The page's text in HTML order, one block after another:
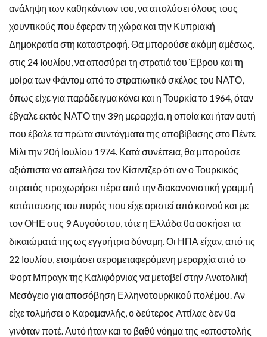
ανάληψη των καθηκόντων του, να απολύσει όλους τους
χουντικούς που έφεραν τη χώρα και την Κυπριακή
Δημοκρατία στη καταστροφή. Θα μπορούσε ακόμη αμέσως,
στις 24 Ιουλίου, να αποσύρει τη στρατιά του Έβρου και τη
μοίρα των Φάντομ από το στρατιωτικό σκέλος του ΝΑΤΟ,
όπως είχε για παράδειγμα κάνει και η Τουρκία το 1964, όταν
έβγαλε εκτός ΝΑΤΟ την 39η μεραρχία, η οποία και ήταν αυτή
που έβαλε τα πρώτα συντάγματα της αποβίβασης στο Πέντε
Μίλι την 20ή Ιουλίου 1974. Κατά συνέπεια, θα μπορούσε
αξιόπιστα να απειλήσει τον Κίσιντζερ ότι αν ο Τουρκικός
στρατός προχωρήσει πέρα από την διακανονιστική γραμμή
κατάπαυσης του πυρός που είχε οριστεί από κοινού και με
τον ΟΗΕ στις 9 Αυγούστου, τότε η Ελλάδα θα ασκήσει τα
δικαιώματά της ως εγγυήτρια δύναμη. Οι ΗΠΑ είχαν, από τις
22 Ιουλίου, ετοιμάσει αερομεταφερόμενη μεραρχία από το
Φορτ Μπραγκ της Καλιφόρνιας να μεταβεί στην Ανατολική
Μεσόγειο για αποσόβηση Ελληνοτουρκικού πολέμου. Αν
είχε τολμήσει ο Καραμανλής, ο δεύτερος Αττίλας δεν θα
γινόταν ποτέ. Αυτό ήταν και το βαθύ νόημα της «αποστολής